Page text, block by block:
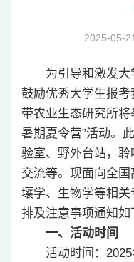
2025-05-
为引导和激发大
鼓励优秀大学生报
带农业生态研究所
暑期夏令营”活动。
验室、野外台站，
交流等。现面向全
壤学、生物学等相
排及注意事项通知如
一、活动时间
活动时间：